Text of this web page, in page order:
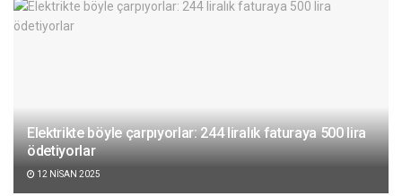
Elektrikte böyle çarpıyorlar: 244 liralık faturaya 500 lira
ödetiyorlar
12 NISAN 2025